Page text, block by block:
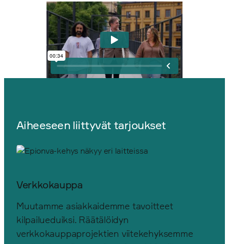
Aiheeseen liittyvät tarjoukset
Verkkokauppa
Muutamme asiakkaidemme tavoitteet
kilpailueduiksi. Räätälöidyn
verkkokauppaprojektien viitekehyksemme